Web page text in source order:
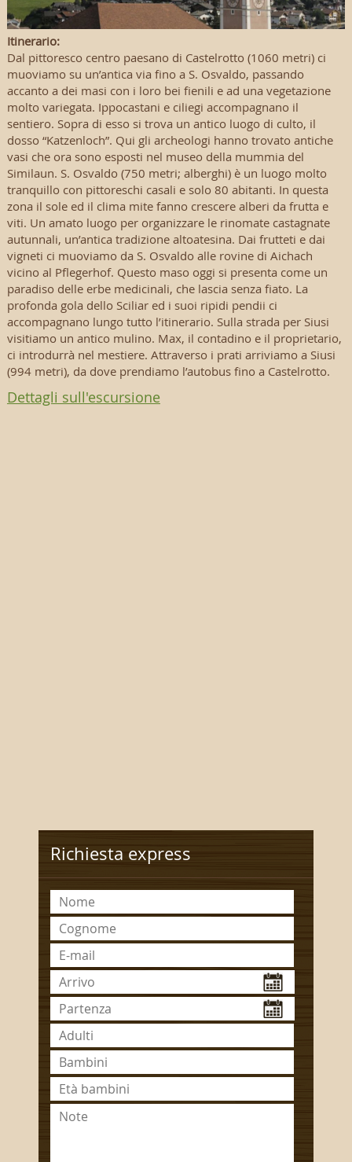
Itinerario:
Dal pittoresco centro paesano di Castelrotto (1060 metri) ci
muoviamo su un’antica via fino a S. Osvaldo, passando
accanto a dei masi con i loro bei fienili e ad una vegetazione
molto variegata. Ippocastani e ciliegi accompagnano il
sentiero. Sopra di esso si trova un antico luogo di culto, il
dosso “Katzenloch”. Qui gli archeologi hanno trovato antiche
vasi che ora sono esposti nel museo della mummia del
Similaun. S. Osvaldo (750 metri; alberghi) è un luogo molto
tranquillo con pittoreschi casali e solo 80 abitanti. In questa
zona il sole ed il clima mite fanno crescere alberi da frutta e
viti. Un amato luogo per organizzare le rinomate castagnate
autunnali, un’antica tradizione altoatesina. Dai frutteti e dai
vigneti ci muoviamo da S. Osvaldo alle rovine di Aichach
vicino al Pflegerhof. Questo maso oggi si presenta come un
paradiso delle erbe medicinali, che lascia senza fiato. La
profonda gola dello Sciliar ed i suoi ripidi pendii ci
accompagnano lungo tutto l’itinerario. Sulla strada per Siusi
visitiamo un antico mulino. Max, il contadino e il proprietario,
ci introdurrà nel mestiere. Attraverso i prati arriviamo a Siusi
(994 metri), da dove prendiamo l’autobus fino a Castelrotto.
Dettagli sull'escursione
Richiesta express